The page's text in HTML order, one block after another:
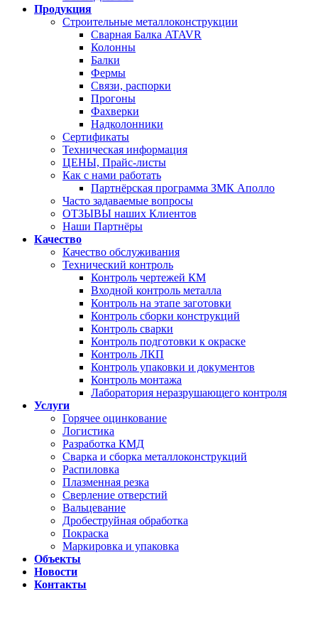
Продукция
Строительные металлоконструкции
Сварная Балка ATAVR
Колонны
Балки
Фермы
Связи, распорки
Прогоны
Фахверки
Надколонники
Сертификаты
Техническая информация
ЦЕНЫ, Прайс-листы
Как с нами работать
Партнёрская программа ЗМК Аполло
Часто задаваемые вопросы
ОТЗЫВЫ наших Клиентов
Наши Партнёры
Качество
Качество обслуживания
Технический контроль
Контроль чертежей КМ
Входной контроль металла
Контроль на этапе заготовки
Контроль сборки конструкций
Контроль сварки
Контроль подготовки к окраске
Контроль ЛКП
Контроль упаковки и документов
Контроль монтажа
Лаборатория неразрушающего контроля
Услуги
Горячее оцинкование
Логистика
Разработка КМД
Сварка и сборка металлоконструкций
Распиловка
Плазменная резка
Сверление отверстий
Вальцевание
Дробеструйная обработка
Покраска
Маркировка и упаковка
Объекты
Новости
Контакты